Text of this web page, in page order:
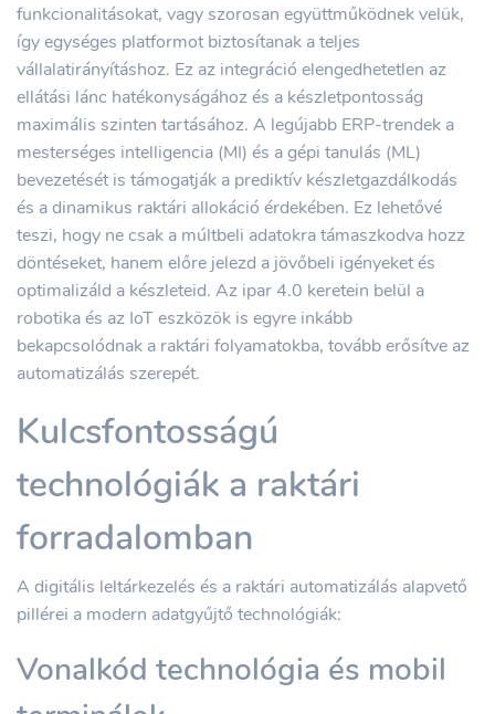
funkcionalitásokat, vagy szorosan együttműködnek velük,
így egységes platformot biztosítanak a teljes
vállalatirányításhoz. Ez az integráció elengedhetetlen az
ellátási lánc hatékonyságához és a készletpontosság
maximális szinten tartásához. A legújabb ERP-trendek a
mesterséges intelligencia (MI) és a gépi tanulás (ML)
bevezetését is támogatják a prediktív készletgazdálkodás
és a dinamikus raktári allokáció érdekében. Ez lehetővé
teszi, hogy ne csak a múltbeli adatokra támaszkodva hozz
döntéseket, hanem előre jelezd a jövőbeli igényeket és
optimalizáld a készleteid. Az ipar 4.0 keretein belül a
robotika és az IoT eszközök is egyre inkább
bekapcsolódnak a raktári folyamatokba, tovább erősítve az
automatizálás szerepét.
Kulcsfontosságú
technológiák a raktári
forradalomban
A digitális leltárkezelés és a raktári automatizálás alapvető
pillérei a modern adatgyűjtő technológiák:
Vonalkód technológia és mobil